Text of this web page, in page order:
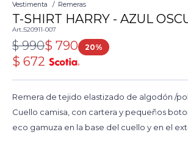
Vestimenta Remeras
T-SHIRT HARRY - AZUL
520911-007
$ 790
$ 990 20
$ 672
Remera de tejido elastizado de algodón /
Cuello camisa, con cartera y pequeños
eco gamuza en la base del cuello y en el